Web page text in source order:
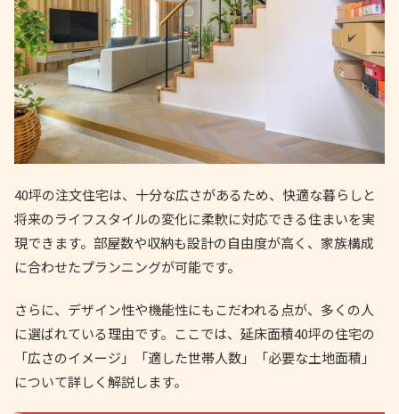
40坪の注文住宅は、十分な広さがあるため、快適な暮らしと
将来のライフスタイルの変化に柔軟に対応できる住まいを実
現できます。部屋数や収納も設計の自由度が高く、家族構成
に合わせたプランニングが可能です。
さらに、デザイン性や機能性にもこだわれる点が、多くの人
に選ばれている理由です。ここでは、延床面積40坪の住宅の
「広さのイメージ」「適した世帯人数」「必要な土地面積」
について詳しく解説します。